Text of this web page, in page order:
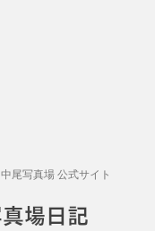
尾写真場 公式サイト